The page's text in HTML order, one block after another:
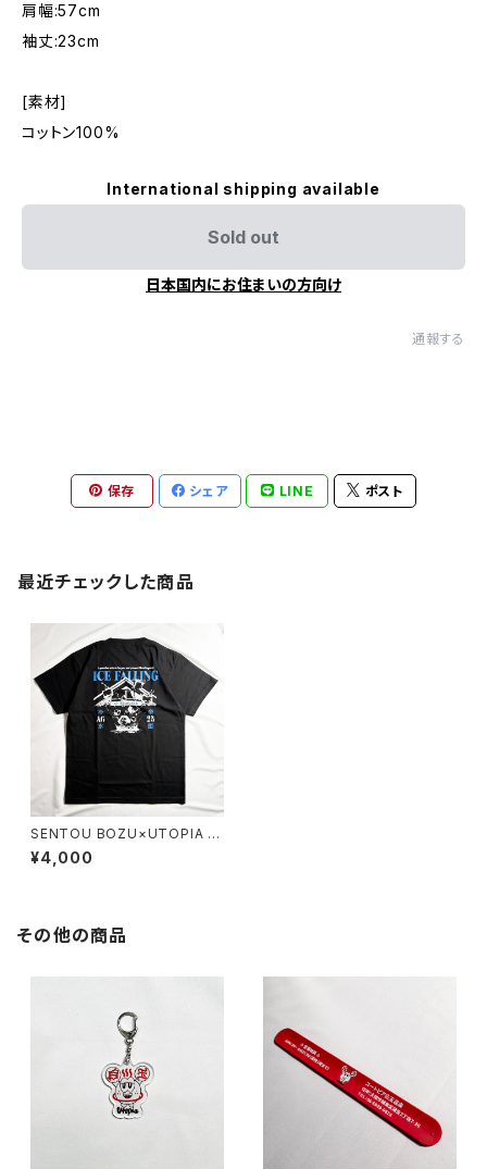
肩幅:57cm
袖丈:23cm
[素材]
コットン100%
International shipping available
Sold out
日本国内にお住まいの方向け
通報する
保存 シェア LINE ポスト
最近チェックした商品
SENTOU BOZU×UTOPIA S
HIRATAMA ORIGINAL T-SHI
RT
¥4,000
その他の商品